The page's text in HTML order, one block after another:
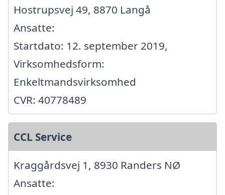
Hostrupsvej 49, 8870 Langå
Ansatte:
Startdato: 12. september 2019,
Virksomhedsform:
Enkeltmandsvirksomhed
CVR: 40778489
CCL Service
Kraggårdsvej 1, 8930 Randers NØ
Ansatte: